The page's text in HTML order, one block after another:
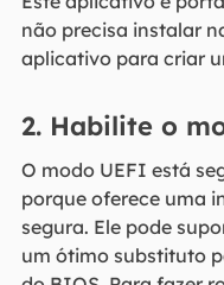
não precisa instalar
aplicativo para criar
2. Habilite o
O modo UEFI está
porque oferece uma
segura. Ele pode
um ótimo substituto